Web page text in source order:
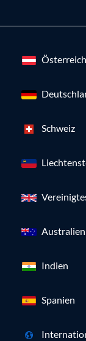
Österreich
Schweiz
Australien
Indien
Spanien